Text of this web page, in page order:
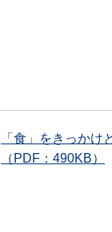
「食」をきっかけ
（PDF：490KB）